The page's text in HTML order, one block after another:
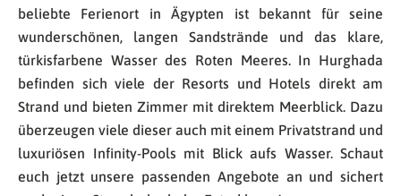
beliebte Ferienort in Ägypten ist bekannt für seine
wunderschönen, langen Sandstrände und das klare,
türkisfarbene Wasser des Roten Meeres. In Hurghada
befinden sich viele der Resorts und Hotels direkt am
Strand und bieten Zimmer mit direktem Meerblick. Dazu
überzeugen viele dieser auch mit einem Privatstrand und
luxuriösen Infinity-Pools mit Blick aufs Wasser. Schaut
euch jetzt unsere passenden Angebote an und sichert